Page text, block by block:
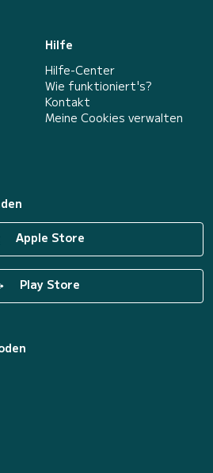
Hilfe
Hilfe-Center
Wie funktioniert's?
Kontakt
Meine Cookies verwalten
Apple Store
Play Store